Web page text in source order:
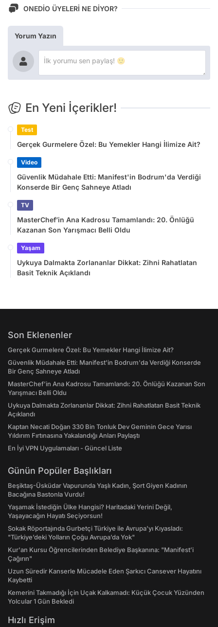
ONEDİO ÜYELERİ NE DİYOR?
Yorum Yazın
En Yeni İçerikler!
Test
Gerçek Gurmelere Özel: Bu Yemekler Hangi İlimize Ait?
Video
Güvenlik Müdahale Etti: Manifest'in Bodrum'da Verdiği
Konserde Bir Genç Sahneye Atladı
TV
MasterChef’in Ana Kadrosu Tamamlandı: 20. Önlüğü
Kazanan Son Yarışmacı Belli Oldu
Yaşam
Uykuya Dalmakta Zorlananlar Dikkat: Zihni Rahatlatan
Basit Teknik Açıklandı
Son Eklenenler
Gerçek Gurmelere Özel: Bu Yemekler Hangi İlimize Ait?
Güvenlik Müdahale Etti: Manifest'in Bodrum'da Verdiği Konserde
Bir Genç Sahneye Atladı
MasterChef’in Ana Kadrosu Tamamlandı: 20. Önlüğü Kazanan Son
Yarışmacı Belli Oldu
Uykuya Dalmakta Zorlananlar Dikkat: Zihni Rahatlatan Basit Teknik
Açıklandı
Kaptan Necati Doğan 330 Bin Tonluk Dev Geminin Gece Yarısı
Yıldırım Fırtınasına Yakalandığı Anları Paylaştı
En İyi VPN Uygulamaları - Güncel Liste
Günün Popüler Başlıkları
Beşiktaş-Üsküdar Vapurunda Yaşlı Kadın, Şort Giyen Kadının
Bacağına Bastonla Vurdu!
Yaşamak İstediğin Ülke Hangisi? Haritadaki Yerini Değil,
Yaşayacağın Hayatı Seçiyorsun!
Sokak Röportajında Gurbetçi Türkiye ile Avrupa'yı Kıyasladı:
"Türkiye’deki Yolların Çoğu Avrupa’da Yok"
Kur'an Kursu Öğrencilerinden Belediye Başkanına: "Manifest’i
Çağırın"
Uzun Süredir Kanserle Mücadele Eden Şarkıcı Cansever Hayatını
Kaybetti
Kemerini Takmadığı İçin Uçak Kalkamadı: Küçük Çocuk Yüzünden
Yolcular 1 Gün Bekledi
Hızlı Erişim